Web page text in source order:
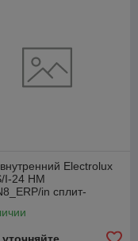
Electrolux
I-24 HM
in сплит-